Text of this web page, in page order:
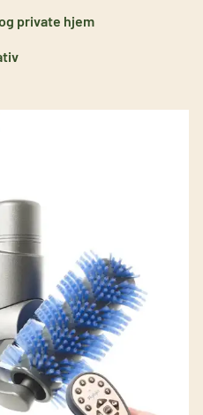
private hjem